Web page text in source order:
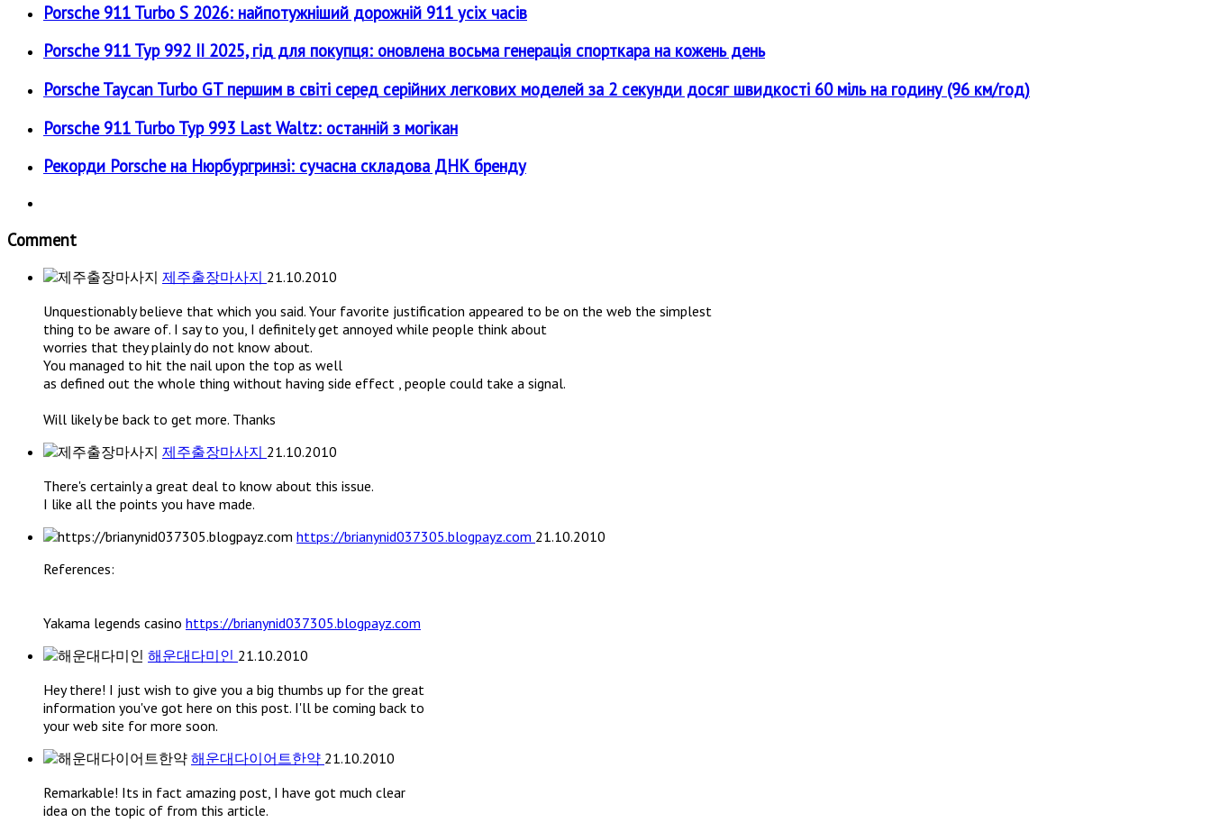
Porsche 911 Turbo S 2026: найпотужніший дорожній 911 усіх часів
Porsche 911 Typ 992 II 2025, гід для покупця: оновлена восьма генерація спорткара на кожень день
Porsche Taycan Turbo GT першим в світі серед серійних легкових моделей за 2 секунди досяг швидкості 60 міль на годину (96 км/год)
Porsche 911 Turbo Typ 993 Last Waltz: останній з могікан
Рекорди Porsche на Нюрбургринзі: сучасна складова ДНК бренду
Comment
제주출장마사지 21.10.2010
Unquestionably believe that which you said. Your favorite justification appeared to be on the web the simplest
thing to be aware of. I say to you, I definitely get annoyed while people think about
worries that they plainly do not know about.
You managed to hit the nail upon the top as well
as defined out the whole thing without having side effect , people could take a signal.
Will likely be back to get more. Thanks
제주출장마사지 21.10.2010
There's certainly a great deal to know about this issue.
I like all the points you have made.
https://brianynid037305.blogpayz.com 21.10.2010
References:
Yakama legends casino https://brianynid037305.blogpayz.com
해운대다미인 21.10.2010
Hey there! I just wish to give you a big thumbs up for the great
information you've got here on this post. I'll be coming back to
your web site for more soon.
해운대다이어트한약 21.10.2010
Remarkable! Its in fact amazing post, I have got much clear
idea on the topic of from this article.